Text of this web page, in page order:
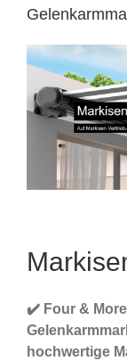
✔️ Four &
hochwertige